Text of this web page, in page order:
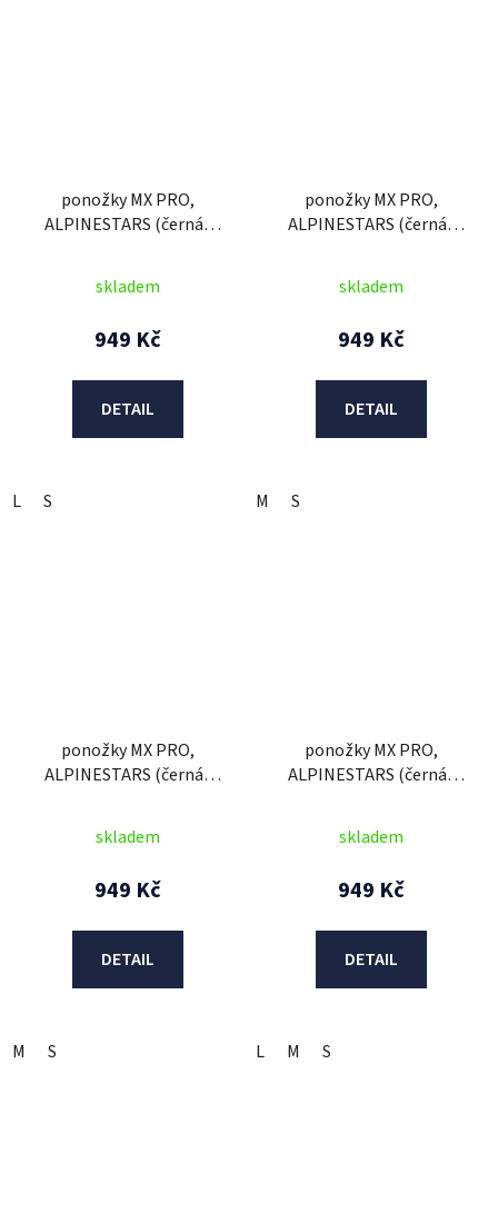
ponožky MX PRO,
ALPINESTARS (černá/
skladem
949 Kč
DETAIL
L S
ponožky MX PRO,
ALPINESTARS (černá/
skladem
949 Kč
DETAIL
M S
ponožky MX PRO,
ALPINESTARS (černá/
skladem
949 Kč
DETAIL
M S
ponožky MX PRO,
ALPINESTARS (černá/
skladem
949 Kč
DETAIL
L M S